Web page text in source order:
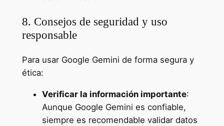
8. Consejos de seguridad y uso
responsable
Para usar Google Gemini de forma segura y
ética:
Verificar la información importante:
Aunque Google Gemini es confiable,
siempre es recomendable validar datos